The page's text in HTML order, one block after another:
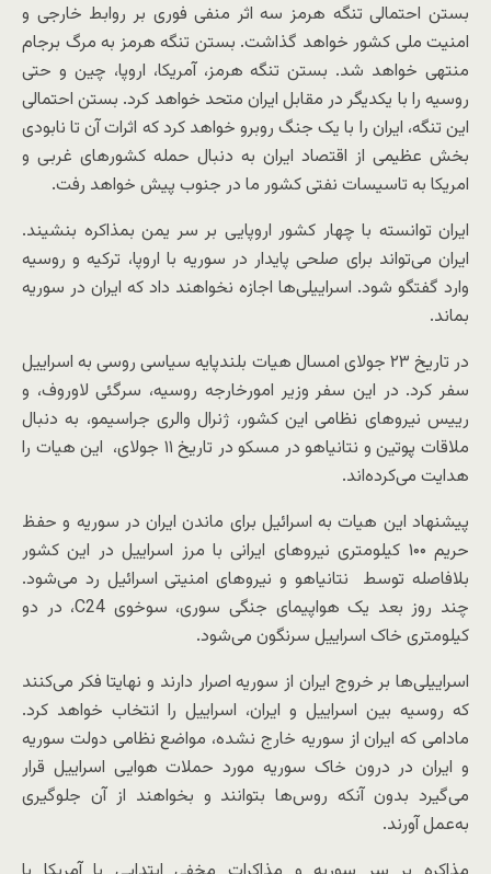
بستن احتمالی تنگه هرمز سه اثر منفی فوری بر روابط خارجی و
امنیت ملی کشور خواهد گذاشت. بستن تنگه هرمز به مرگ برجام
منتهی خواهد شد. بستن تنگه هرمز، آمریکا، اروپا، چین و حتی
روسیه را با یکدیگر در مقابل ایران متحد خواهد کرد. بستن احتمالی
این تنگه، ایران را با یک جنگ روبرو خواهد کرد که اثرات آن تا نابودی
بخش عظیمی از اقتصاد ایران به دنبال حمله کشورهای غربی و
امریکا به تاسیسات نفتی کشور ما در جنوب پیش خواهد رفت.
ایران توانسته با چهار کشور اروپایی بر سر یمن بمذاکره بنشیند.
ایران می‌تواند برای صلحی پایدار در سوریه با اروپا، ترکیه و روسیه
وارد گفتگو شود. اسراییلی‌ها اجازه نخواهند داد که ایران در سوریه
بماند.
در تاریخ ۲۳ جولای امسال هیات بلندپایه سیاسی روسی به اسراییل
سفر کرد. در این سفر وزیر امورخارجه روسیه، سرگئی لاوروف، و
رییس نیروهای نظامی این کشور، ژنرال والری جراسیمو، به دنبال
ملاقات پوتین و نتانیاهو در مسکو در تاریخ ۱۱ جولای، این هیات را
هدایت می‌کرده‌اند.
پیشنهاد این هیات به اسرائیل برای ماندن ایران در سوریه و حفظ
حریم ۱۰۰ کیلومتری نیروهای ایرانی با مرز اسراییل در این کشور
بلافاصله توسط نتانیاهو و نیروهای امنیتی اسرائیل رد می‌شود.
چند روز بعد یک هواپیمای جنگی سوری، سوخوی C24، در دو
کیلومتری خاک اسراییل سرنگون می‌شود.
اسراییلی‌ها بر خروج ایران از سوریه اصرار دارند و نهایتا فکر می‌کنند
که روسیه بین اسراییل و ایران، اسراییل را انتخاب خواهد کرد.
مادامی که ایران از سوریه خارج نشده، مواضع نظامی دولت سوریه
و ایران در درون خاک سوریه مورد حملات هوایی اسراییل قرار
می‌گیرد بدون آنکه روس‌ها بتوانند و بخواهند از آن جلوگیری
به‌عمل آورند.